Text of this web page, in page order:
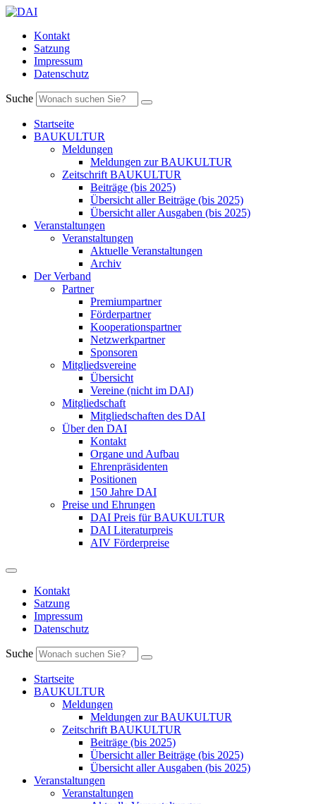
Kontakt
Satzung
Impressum
Datenschutz
Suche
Startseite
BAUKULTUR
Meldungen
Meldungen zur BAUKULTUR
Zeitschrift BAUKULTUR
Beiträge (bis 2025)
Übersicht aller Beiträge (bis 2025)
Übersicht aller Ausgaben (bis 2025)
Veranstaltungen
Veranstaltungen
Aktuelle Veranstaltungen
Archiv
Der Verband
Partner
Premiumpartner
Förderpartner
Kooperationspartner
Netzwerkpartner
Sponsoren
Mitgliedsvereine
Übersicht
Vereine (nicht im DAI)
Mitgliedschaft
Mitgliedschaften des DAI
Über den DAI
Kontakt
Organe und Aufbau
Ehrenpräsidenten
Positionen
150 Jahre DAI
Preise und Ehrungen
DAI Preis für BAUKULTUR
DAI Literaturpreis
AIV Förderpreise
Kontakt
Satzung
Impressum
Datenschutz
Suche
Startseite
BAUKULTUR
Meldungen
Meldungen zur BAUKULTUR
Zeitschrift BAUKULTUR
Beiträge (bis 2025)
Übersicht aller Beiträge (bis 2025)
Übersicht aller Ausgaben (bis 2025)
Veranstaltungen
Veranstaltungen